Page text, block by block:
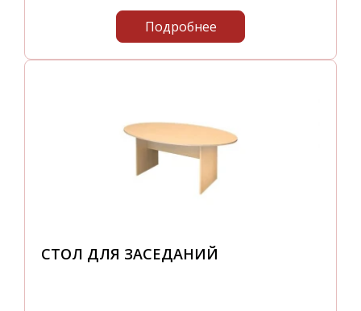
Подробнее
СТОЛ ДЛЯ ЗАСЕДАНИЙ